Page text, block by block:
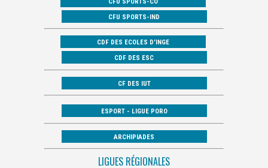
CFU SPORTS-CO
CFU SPORTS-IND
CDF DES ECOLES D’INGE
CDF DES ESC
CF DES IUT
ESPORT - LIGUE PORO
ARCHIPIADES
LIGUES RÉGIONALES